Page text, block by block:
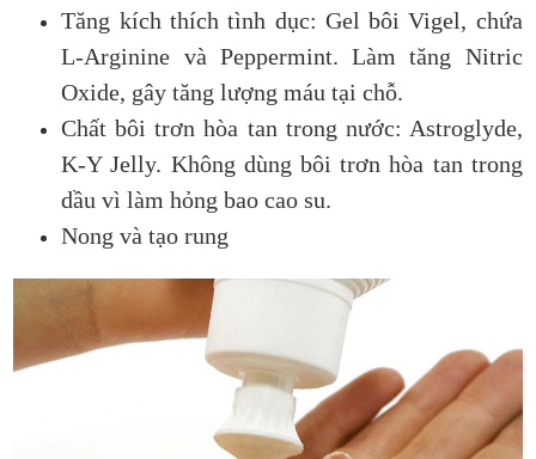
Tăng kích thích tình dục: Gel bôi Vigel, chứa
L-Arginine và Peppermint. Làm tăng Nitric
Oxide, gây tăng lượng máu tại chỗ.
Chất bôi trơn hòa tan trong nước: Astroglyde,
K-Y Jelly. Không dùng bôi trơn hòa tan trong
dầu vì làm hỏng bao cao su.
Nong và tạo rung